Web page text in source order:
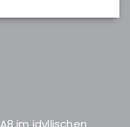
im idyllischen